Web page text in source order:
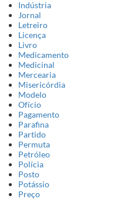
Indústria
Jornal
Letreiro
Licença
Livro
Medicamento
Medicinal
Mercearia
Misericórdia
Modelo
Ofício
Pagamento
Parafina
Partido
Permuta
Petróleo
Polícia
Posto
Potássio
Preço